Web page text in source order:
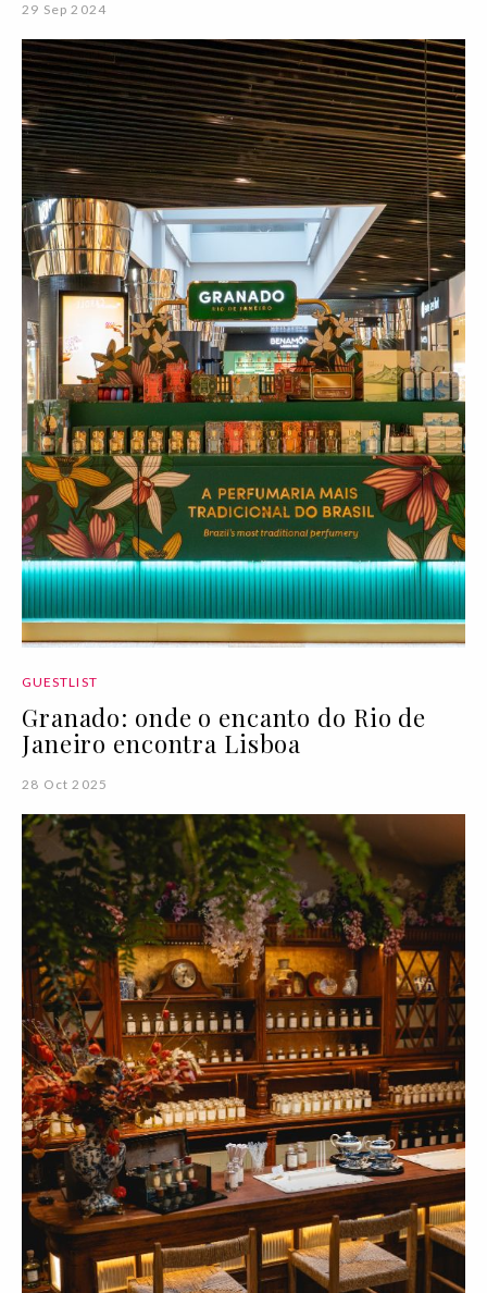
29 Sep 2024
GUESTLIST
Granado: onde o encanto do Rio de
Janeiro encontra Lisboa
28 Oct 2025